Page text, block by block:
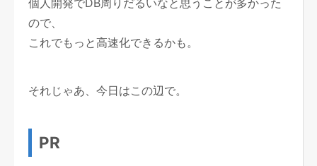
ので、
これでもっと高速化できるかも。
それじゃあ、今日はこの辺で。
PR